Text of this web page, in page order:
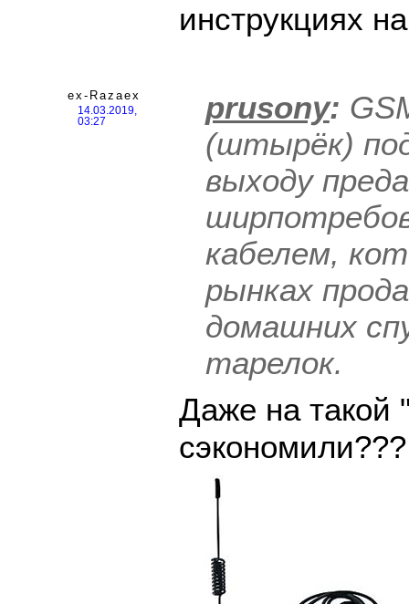
инструкциях
ex-Razaex
14.03.2019,
03:27
prusony:
(штырёк)
выходу
кабелем,
рынках
домашних
тарелок.
Даже на такой